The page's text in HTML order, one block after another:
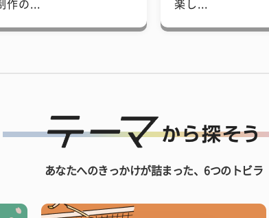
作の...
楽し...
あなたへのきっかけが詰まった、6つのトビラ